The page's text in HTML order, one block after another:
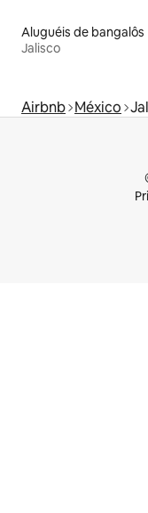
Aluguéis de bangalôs
Jalisco
Airbnb México